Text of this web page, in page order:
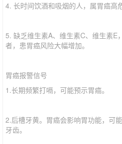
4. 长时间饮酒和吸烟的人，属胃癌高
5. 缺乏维生素A、维生素C、维生素E
者，患胃癌风险大幅增加。
胃癌报警信号
1.长期频繁打嗝，可能预示胃癌。
2.后槽牙黄。胃癌会影响胃功能，可
牙齿。